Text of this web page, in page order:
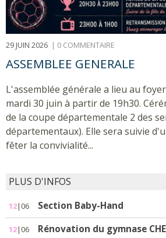
29 JUIN 2026 | 0 COMMENTAIRE
ASSEMBLEE GENERALE
L'assemblée générale a lieu au
mardi 30 juin à partir de 19h30.
de la coupe départementale 2 des
départementaux). Elle sera suivie
fêter la convivialité...
PLUS D'INFOS
12|06 Section Baby-Hand
12|06 Rénovation du gymnase